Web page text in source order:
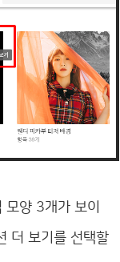
양 3개가 보이
더 보기를 선택할